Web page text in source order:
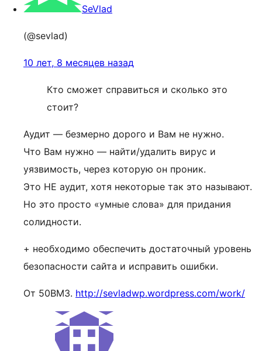
SeVlad
(@sevlad)
10 лет, 8 месяцев назад
Кто сможет справиться и сколько это
стоит?
Аудит — безмерно дорого и Вам не нужно.
Что Вам нужно — найти/удалить вирус и
уязвимость, через которую он проник.
Это НЕ аудит, хотя некоторые так это называют.
Но это просто «умные слова» для придания
солидности.
+ необходимо обеспечить достаточный уровень
безопасности сайта и исправить ошибки.
От 50ВМЗ. http://sevladwp.wordpress.com/work/